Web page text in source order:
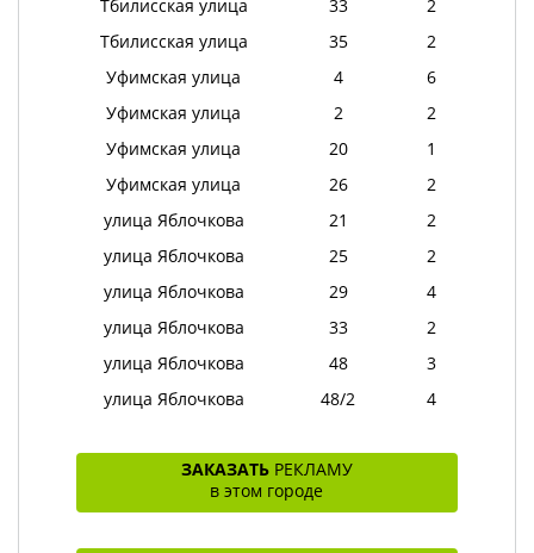
Тбилисская улица
33
2
Тбилисская улица
35
2
Уфимская улица
4
6
Уфимская улица
2
2
Уфимская улица
20
1
Уфимская улица
26
2
улица Яблочкова
21
2
улица Яблочкова
25
2
улица Яблочкова
29
4
улица Яблочкова
33
2
улица Яблочкова
48
3
улица Яблочкова
48/2 4
ЗАКАЗАТЬРЕКЛАМУ
в этом городе